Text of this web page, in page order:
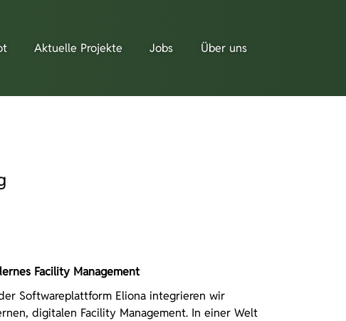
Aktuelle Projekte Jobs Über uns
Facility Management
Softwareplattform Eliona integrieren wir
digitalen Facility Management. In einer Welt